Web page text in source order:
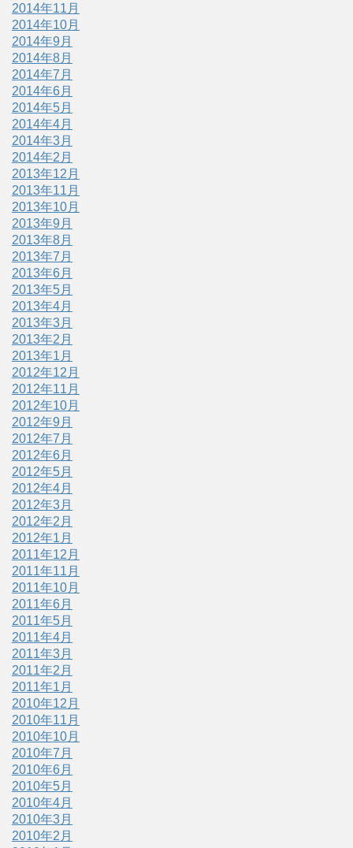
2014年11月
2014年10月
2014年9月
2014年8月
2014年7月
2014年6月
2014年5月
2014年4月
2014年3月
2014年2月
2013年12月
2013年11月
2013年10月
2013年9月
2013年8月
2013年7月
2013年6月
2013年5月
2013年4月
2013年3月
2013年2月
2013年1月
2012年12月
2012年11月
2012年10月
2012年9月
2012年7月
2012年6月
2012年5月
2012年4月
2012年3月
2012年2月
2012年1月
2011年12月
2011年11月
2011年10月
2011年6月
2011年5月
2011年4月
2011年3月
2011年2月
2011年1月
2010年12月
2010年11月
2010年10月
2010年7月
2010年6月
2010年5月
2010年4月
2010年3月
2010年2月